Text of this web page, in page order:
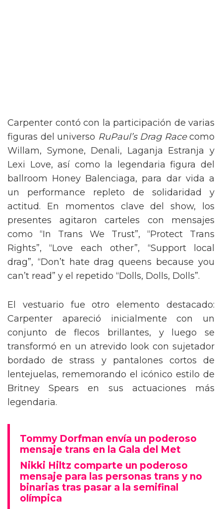
Carpenter contó con la participación de varias
figuras del universo RuPaul’s Drag Racecomo
Willam, Symone, Denali, Laganja Estranja y
Lexi Love, así como la legendaria figura del
ballroom Honey Balenciaga, para dar vida a
un performance repleto de solidaridad y
actitud. En momentos clave del show, los
presentes agitaron carteles con mensajes
como “In Trans We Trust”, “Protect Trans
Rights”, “Love each other”, “Support local
drag”, “Don’t hate drag queens because you
can’t read” y el repetido “Dolls, Dolls, Dolls”.
El vestuario fue otro elemento destacado:
Carpenter apareció inicialmente con un
conjunto de flecos brillantes, y luego se
transformó en un atrevido look con sujetador
bordado de strass y pantalones cortos de
lentejuelas, rememorando el icónico estilo de
Britney Spears en sus actuaciones más
legendaria.
Tommy Dorfman envía un poderoso
mensaje trans en la Gala del Met
Nikki Hiltz comparte un poderoso
mensaje para las personas trans y no
binarias tras pasar a la semifinal
olímpica